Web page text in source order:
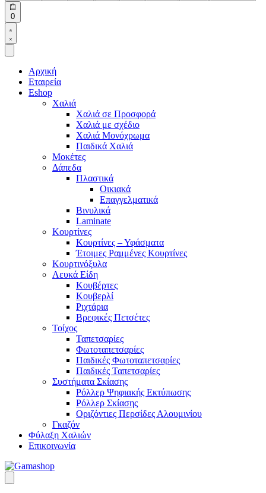
0Open
cart
Open
Account
details
Αρχική
Εταιρεία
Eshop
Χαλιά
Χαλιά σε Προσφορά
Χαλιά με σχέδιο
Χαλιά Μονόχρωμα
Παιδικά Χαλιά
Μοκέτες
Δάπεδα
Πλαστικά
Οικιακά
Επαγγελματικά
Βινυλικά
Laminate
Κουρτίνες
Κουρτίνες – Υφάσματα
Έτοιμες Ραμμένες Κουρτίνες
Κουρτινόξυλα
Λευκά Είδη
Κουβέρτες
Κουβερλί
Ριχτάρια
Βρεφικές Πετσέτες
Τοίχος
Ταπετσαρίες
Φωτοταπετσαρίες
Παιδικές Φωτοταπετσαρίες
Παιδικές Ταπετσαρίες
Συστήματα Σκίασης
Ρόλλερ Ψηφιακής Εκτύπωσης
Ρόλλερ Σκίασης
Οριζόντιες Περσίδες Αλουμινίου
Γκαζόν
Φύλαξη Χαλιών
Επικοινωνία